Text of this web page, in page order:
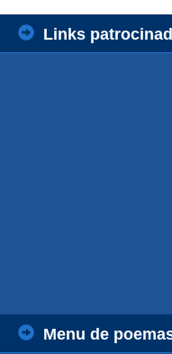
Links
Menu de